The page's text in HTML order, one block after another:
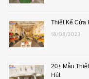
Thiết Kế Cửa
18/08/2023
20+ Mẫu
Hút